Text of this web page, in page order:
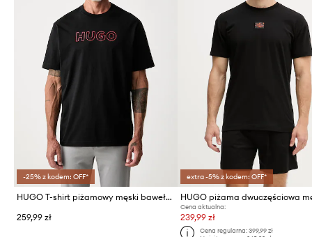
-25% z kodem: OFF*
HUGO T-shirt piżamowy męski bawełniany EZRA T-SHIRT
259,99 zł
extra -5% z kodem: OFF*
Cena aktualna:
239,99 zł
Cena regularna: 399,99 zł